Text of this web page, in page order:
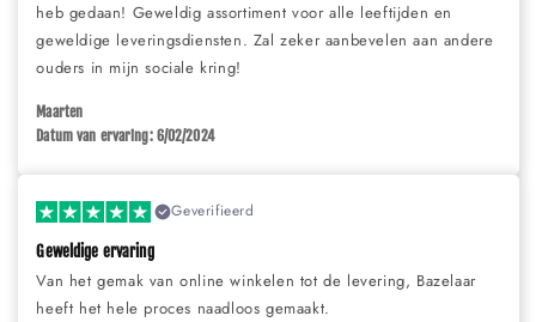
heb gedaan! Geweldig assortiment voor alle leeftijden en
geweldige leveringsdiensten. Zal zeker aanbevelen aan andere
ouders in mijn sociale kring!
Maarten
Datum van ervaring: 6/02/2024
Geverifieerd
Geweldige ervaring
Van het gemak van online winkelen tot de levering, Bazelaar
heeft het hele proces naadloos gemaakt.